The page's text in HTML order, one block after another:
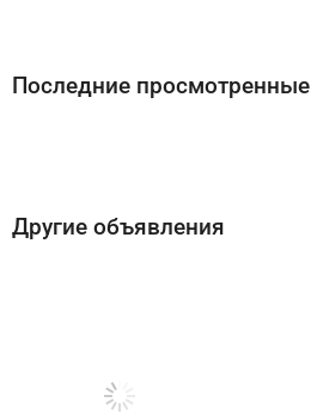
Последние просмотренные
Другие объявления